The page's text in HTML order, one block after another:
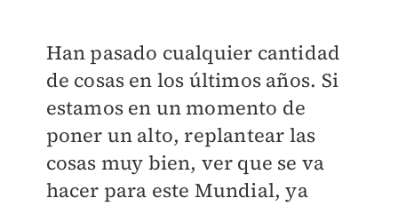
Han pasado cualquier cantidad
de cosas en los últimos años. Si
estamos en un momento de
poner un alto, replantear las
cosas muy bien, ver que se va
hacer para este Mundial, ya